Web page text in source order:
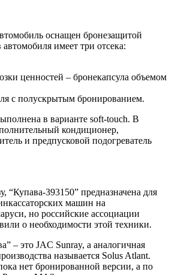
оснащен бронезащитой
автомобиля имеет три отсека:
ценностей – бронекапсула объемом
с полускрытым бронированием.
в варианте soft-touch. В
кондиционер,
и предпусковой подогреватель
“Купава-393150” предназначена для
машин на
но российские ассоциации
о необходимости этой техники.
– это JAC Sunray, а аналогичная
называется Solus Atlant.
нет бронированной версии, а по